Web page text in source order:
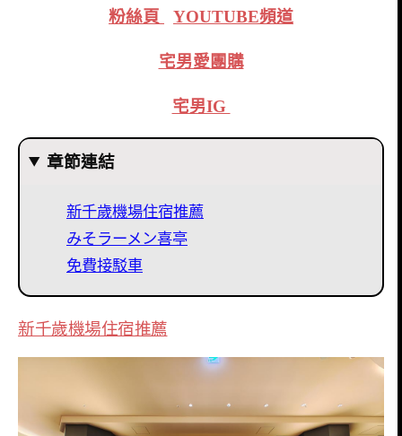
粉絲頁 YOUTUBE頻道
宅男愛團購
宅男IG
章節連結
新千歲機場住宿推薦
みそラーメン喜亭
免費接駁車
新千歲機場住宿推薦